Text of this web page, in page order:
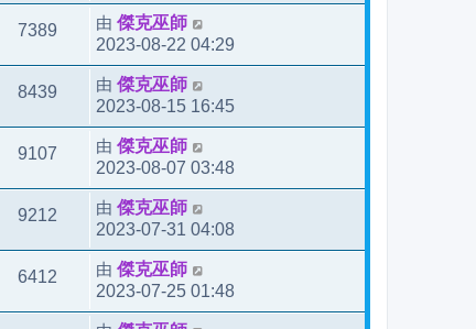
7389 由 傑克巫師
2023-08-22 04:29
8439 由 傑克巫師
2023-08-15 16:45
9107 由 傑克巫師
2023-08-07 03:48
9212 由 傑克巫師
2023-07-31 04:08
6412 由 傑克巫師
2023-07-25 01:48